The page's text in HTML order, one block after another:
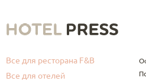
Все для ресторана F&B
Все для отелей